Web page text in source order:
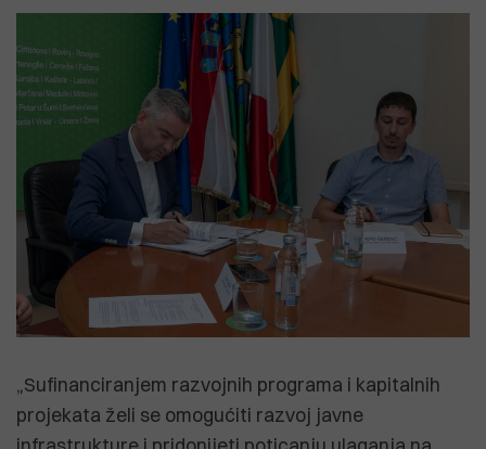
„Sufinanciranjem razvojnih programa i kapitalnih
projekata želi se omogućiti razvoj javne